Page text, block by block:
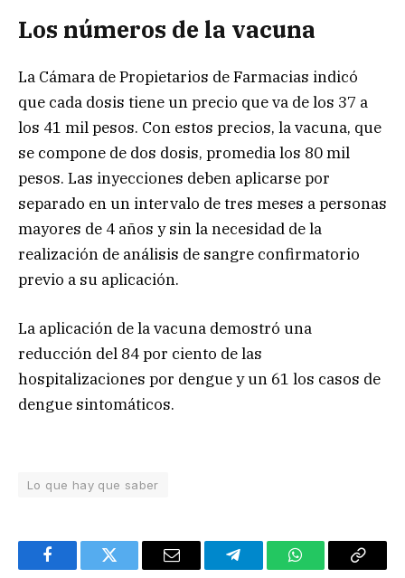
Los números de la vacuna
La Cámara de Propietarios de Farmacias indicó
que cada dosis tiene un precio que va de los 37 a
los 41 mil pesos. Con estos precios, la vacuna, que
se compone de dos dosis, promedia los 80 mil
pesos. Las inyecciones deben aplicarse por
separado en un intervalo de tres meses a personas
mayores de 4 años y sin la necesidad de la
realización de análisis de sangre confirmatorio
previo a su aplicación.
La aplicación de la vacuna demostró una
reducción del 84 por ciento de las
hospitalizaciones por dengue y un 61 los casos de
dengue sintomáticos.
Lo que hay que saber
FacebookTwitter Email TelegramWhatsAppCopy